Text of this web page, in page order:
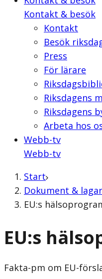
Kontakt & besök
Kontakt
Besök
Press
För lärare
Riksdagens
Riksdagens
Arbeta hos
Webb-tv
Webb-tv
Start
Dokument & lagar
EU:s
EU:s
Fakta-pm om EU-